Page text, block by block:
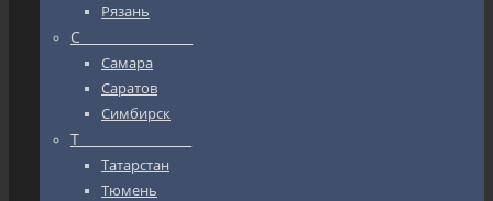
Рязань
С_________________
Самара
Саратов
Симбирск
Т_________________
Татарстан
Тюмень